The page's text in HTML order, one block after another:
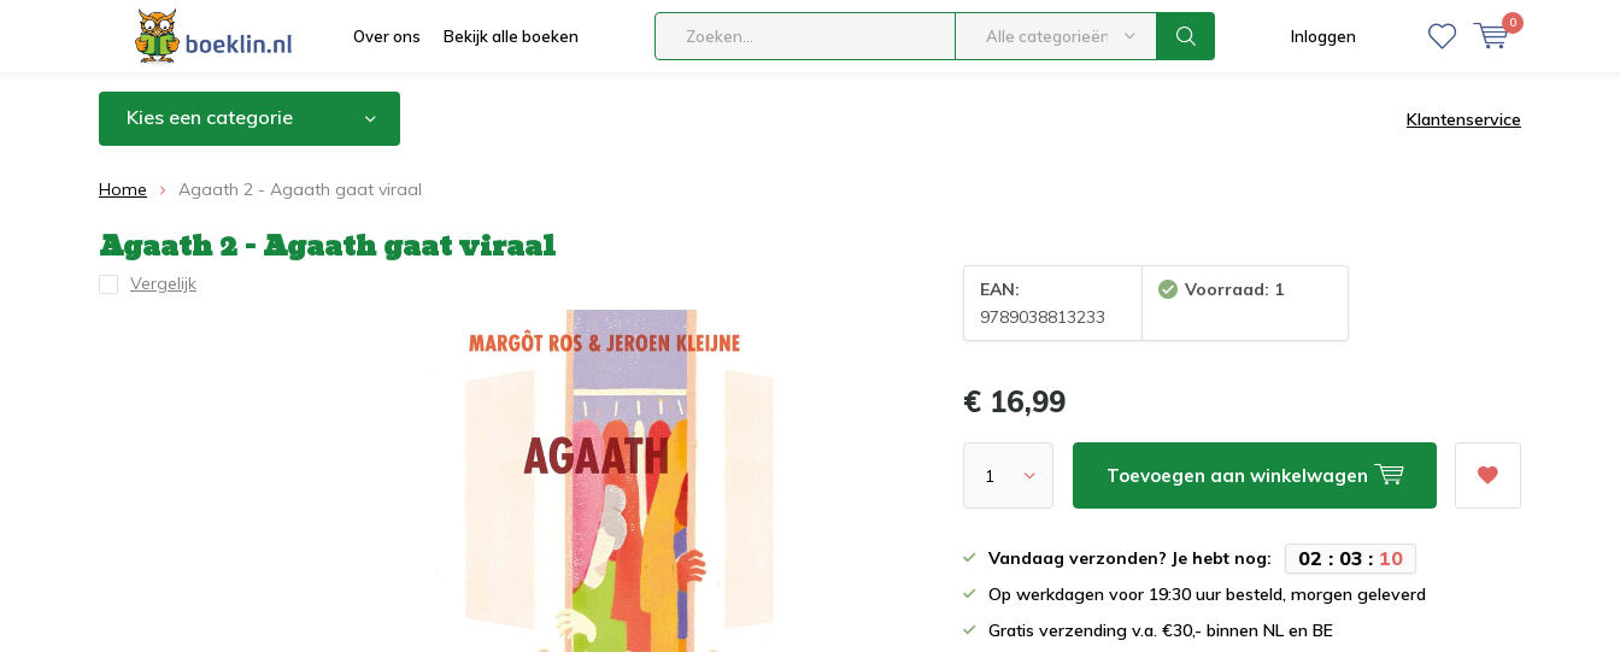
Over ons Bekijk alle boeken Alle categorieën Inloggen
0
Kies een categorie Klantenservice
Home Agaath 2 - Agaath gaat viraal
Agaath 2 - Agaath gaat viraal
Vergelijk
EAN:
9789038813233
Voorraad: 1
€ 16,99
Toevoegen aan winkelwagen
Vandaag verzonden? Je hebt nog: 02 : 03 : 09
Op werkdagen voor 19:30 uur besteld, morgen geleverd
Gratis verzending v.a. €30,- binnen NL en BE